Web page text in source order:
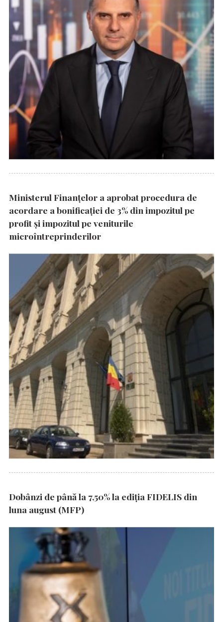
Ministerul Finanțelor a aprobat procedura de
acordare a bonificației de 3% din impozitul pe
profit și impozitul pe veniturile
microîntreprinderilor
Dobânzi de până la 7,50% la ediția FIDELIS din
luna august (MFP)